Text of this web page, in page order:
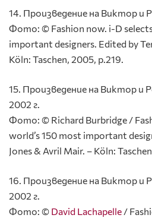
14. Произведение на Виктор и
Фото: © Fashion now. i-D
important designers. Edited by
Köln: Taschen, 2005, p.219.
15. Произведение на Виктор и
2002 г.
Фото: © Richard Burbridge /
world’s 150 most important
Jones & Avril Mair. – Köln:
16. Произведение на Виктор и
2002 г.
Фото: © David Lachapelle /